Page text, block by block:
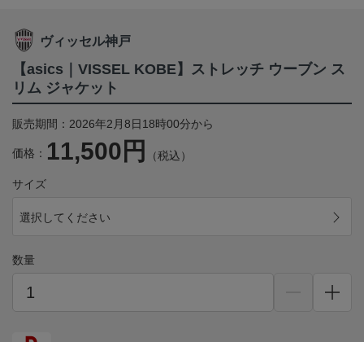
ヴィッセル神戸
【asics｜VISSEL KOBE】ストレッチ ウーブン ス
リム ジャケット
販売期間：2026年2月8日18時00分から
価格： 11,500円 （税込）
サイズ
選択してください
数量